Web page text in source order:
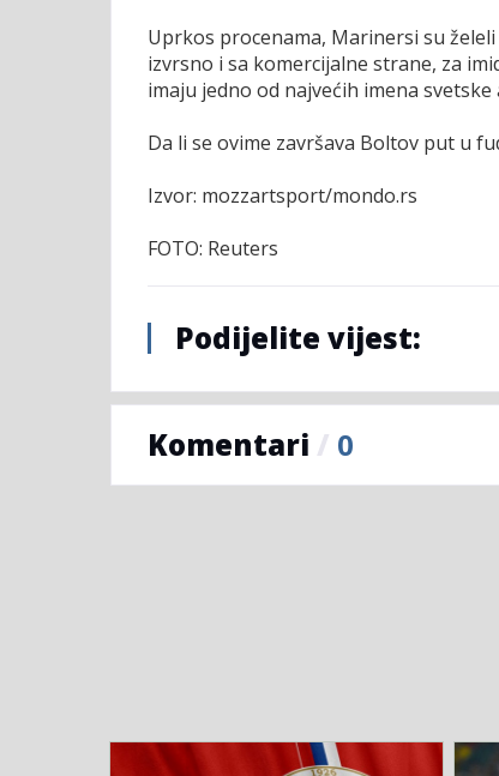
Uprkos procenama, Marinersi su
izvrsno i sa komercijalne strane, za
imaju jedno od najvećih imena
Da li se ovime završava Boltov put u
Izvor: mozzartsport/mondo.rs
FOTO: Reuters
Podijelite vijest:
Komentari / 0